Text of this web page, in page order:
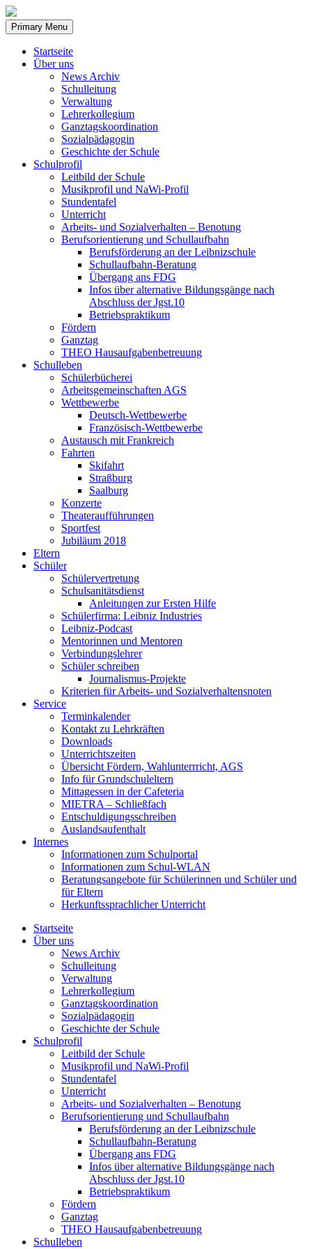
Skip
to
content
Primary Menu
Startseite
Über uns
News Archiv
Schulleitung
Verwaltung
Lehrerkollegium
Ganztagskoordination
Sozialpädagogin
Geschichte der Schule
Schulprofil
Leitbild der Schule
Musikprofil und NaWi-Profil
Stundentafel
Unterricht
Arbeits- und Sozialverhalten – Benotung
Berufsorientierung und Schullaufbahn
Berufsförderung an der Leibnizschule
Schullaufbahn-Beratung
Übergang ans FDG
Infos über alternative Bildungsgänge nach
Abschluss der Jgst.10
Betriebspraktikum
Fördern
Ganztag
THEO Hausaufgabenbetreuung
Schulleben
Schülerbücherei
Arbeitsgemeinschaften AGS
Wettbewerbe
Deutsch-Wettbewerbe
Französisch-Wettbewerbe
Austausch mit Frankreich
Fahrten
Skifahrt
Straßburg
Saalburg
Konzerte
Theateraufführungen
Sportfest
Jubiläum 2018
Eltern
Schüler
Schülervertretung
Schulsanitätsdienst
Anleitungen zur Ersten Hilfe
Schülerfirma: Leibniz Industries
Leibniz-Podcast
Mentorinnen und Mentoren
Verbindungslehrer
Schüler schreiben
Journalismus-Projekte
Kriterien für Arbeits- und Sozialverhaltensnoten
Service
Terminkalender
Kontakt zu Lehrkräften
Downloads
Unterrichtszeiten
Übersicht Fördern, Wahlunterrricht, AGS
Info für Grundschuleltern
Mittagessen in der Cafeteria
MIETRA – Schließfach
Entschuldigungsschreiben
Auslandsaufenthalt
Internes
Informationen zum Schulportal
Informationen zum Schul-WLAN
Beratungsangebote für Schülerinnen und Schüler und
für Eltern
Herkunftssprachlicher Unterricht
Startseite
Über uns
News Archiv
Schulleitung
Verwaltung
Lehrerkollegium
Ganztagskoordination
Sozialpädagogin
Geschichte der Schule
Schulprofil
Leitbild der Schule
Musikprofil und NaWi-Profil
Stundentafel
Unterricht
Arbeits- und Sozialverhalten – Benotung
Berufsorientierung und Schullaufbahn
Berufsförderung an der Leibnizschule
Schullaufbahn-Beratung
Übergang ans FDG
Infos über alternative Bildungsgänge nach
Abschluss der Jgst.10
Betriebspraktikum
Fördern
Ganztag
THEO Hausaufgabenbetreuung
Schulleben